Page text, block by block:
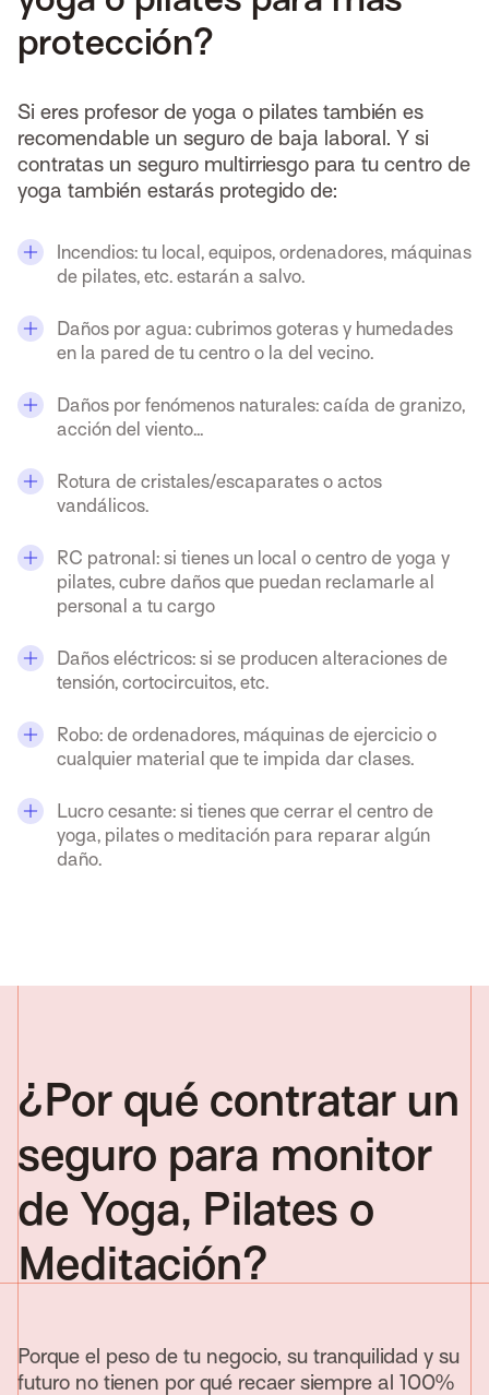
protección?
Si eres profesor de yoga o pilates también es
recomendable un seguro de baja laboral. Y si
contratas un seguro multirriesgo para tu centro de
yoga también estarás protegido de:
Incendios: tu local, equipos, ordenadores, máquinas
de pilates, etc. estarán a salvo.
Daños por agua: cubrimos goteras y humedades
en la pared de tu centro o la del vecino.
Daños por fenómenos naturales: caída de granizo,
acción del viento...
Rotura de cristales/escaparates o actos
vandálicos.
RC patronal: si tienes un local o centro de yoga y
pilates, cubre daños que puedan reclamarle al
personal a tu cargo
Daños eléctricos: si se producen alteraciones de
tensión, cortocircuitos, etc.
Robo: de ordenadores, máquinas de ejercicio o
cualquier material que te impida dar clases.
Lucro cesante: si tienes que cerrar el centro de
yoga, pilates o meditación para reparar algún
daño.
¿Por qué contratar un
seguro para monitor
de Yoga, Pilates o
Meditación?
Porque el peso de tu negocio, su tranquilidad y su
futuro no tienen por qué recaer siempre al 100%